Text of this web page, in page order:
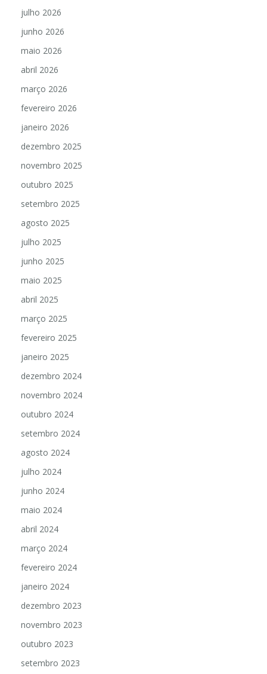
julho 2026
junho 2026
maio 2026
abril 2026
março 2026
fevereiro 2026
janeiro 2026
dezembro 2025
novembro 2025
outubro 2025
setembro 2025
agosto 2025
julho 2025
junho 2025
maio 2025
abril 2025
março 2025
fevereiro 2025
janeiro 2025
dezembro 2024
novembro 2024
outubro 2024
setembro 2024
agosto 2024
julho 2024
junho 2024
maio 2024
abril 2024
março 2024
fevereiro 2024
janeiro 2024
dezembro 2023
novembro 2023
outubro 2023
setembro 2023